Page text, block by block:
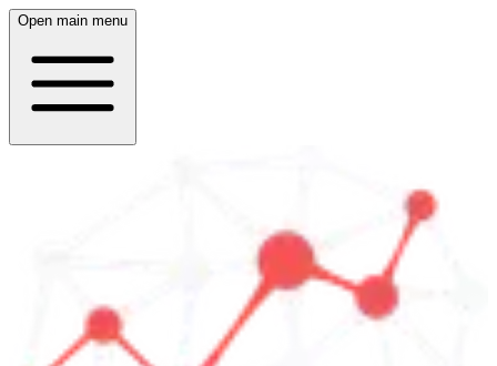
Open main menu